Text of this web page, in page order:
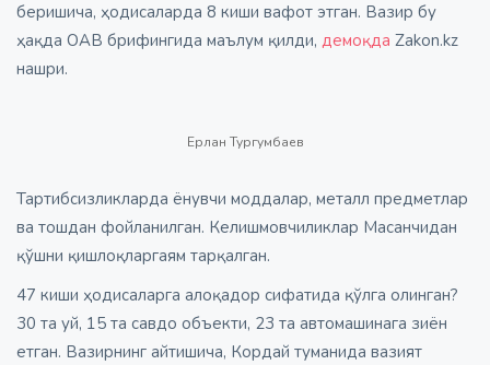
беришича, ҳодисаларда 8 киши вафот этган. Вазир бу
ҳақда ОАВ брифингида маълум қилди, демоқда Zakon.kz
нашри.
Ерлан Тургумбаев
Тартибсизликларда ёнувчи моддалар, металл предметлар
ва тошдан фойланилган. Келишмовчиликлар Масанчидан
қўшни қишлоқларгаям тарқалган.
47 киши ҳодисаларга алоқадор сифатида қўлга олинган?
30 та уй, 15 та савдо объекти, 23 та автомашинага зиён
етган. Вазирнинг айтишича, Кордай туманида вазият